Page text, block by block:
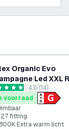
verlanglijst
Organic Evo
Led XXL
240V 100LM 6W
dimmable
reviews
sterren4.9 (14)
voorraad
fitting
Extra warm licht